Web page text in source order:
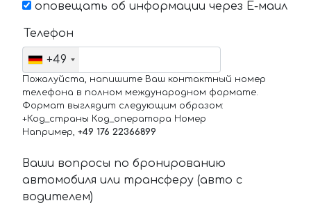
оповещать об информации через Е-маил
Телефон
+49
Пожалуйста, напишите Ваш контактный номер
телефона в полном международном формате.
Формат выглядит следующим образом:
+Код_страны Код_оператора Номер
Например, +49 176 22366899
Ваши вопросы по бронированию
автомобиля или трансферу (авто с
водителем)